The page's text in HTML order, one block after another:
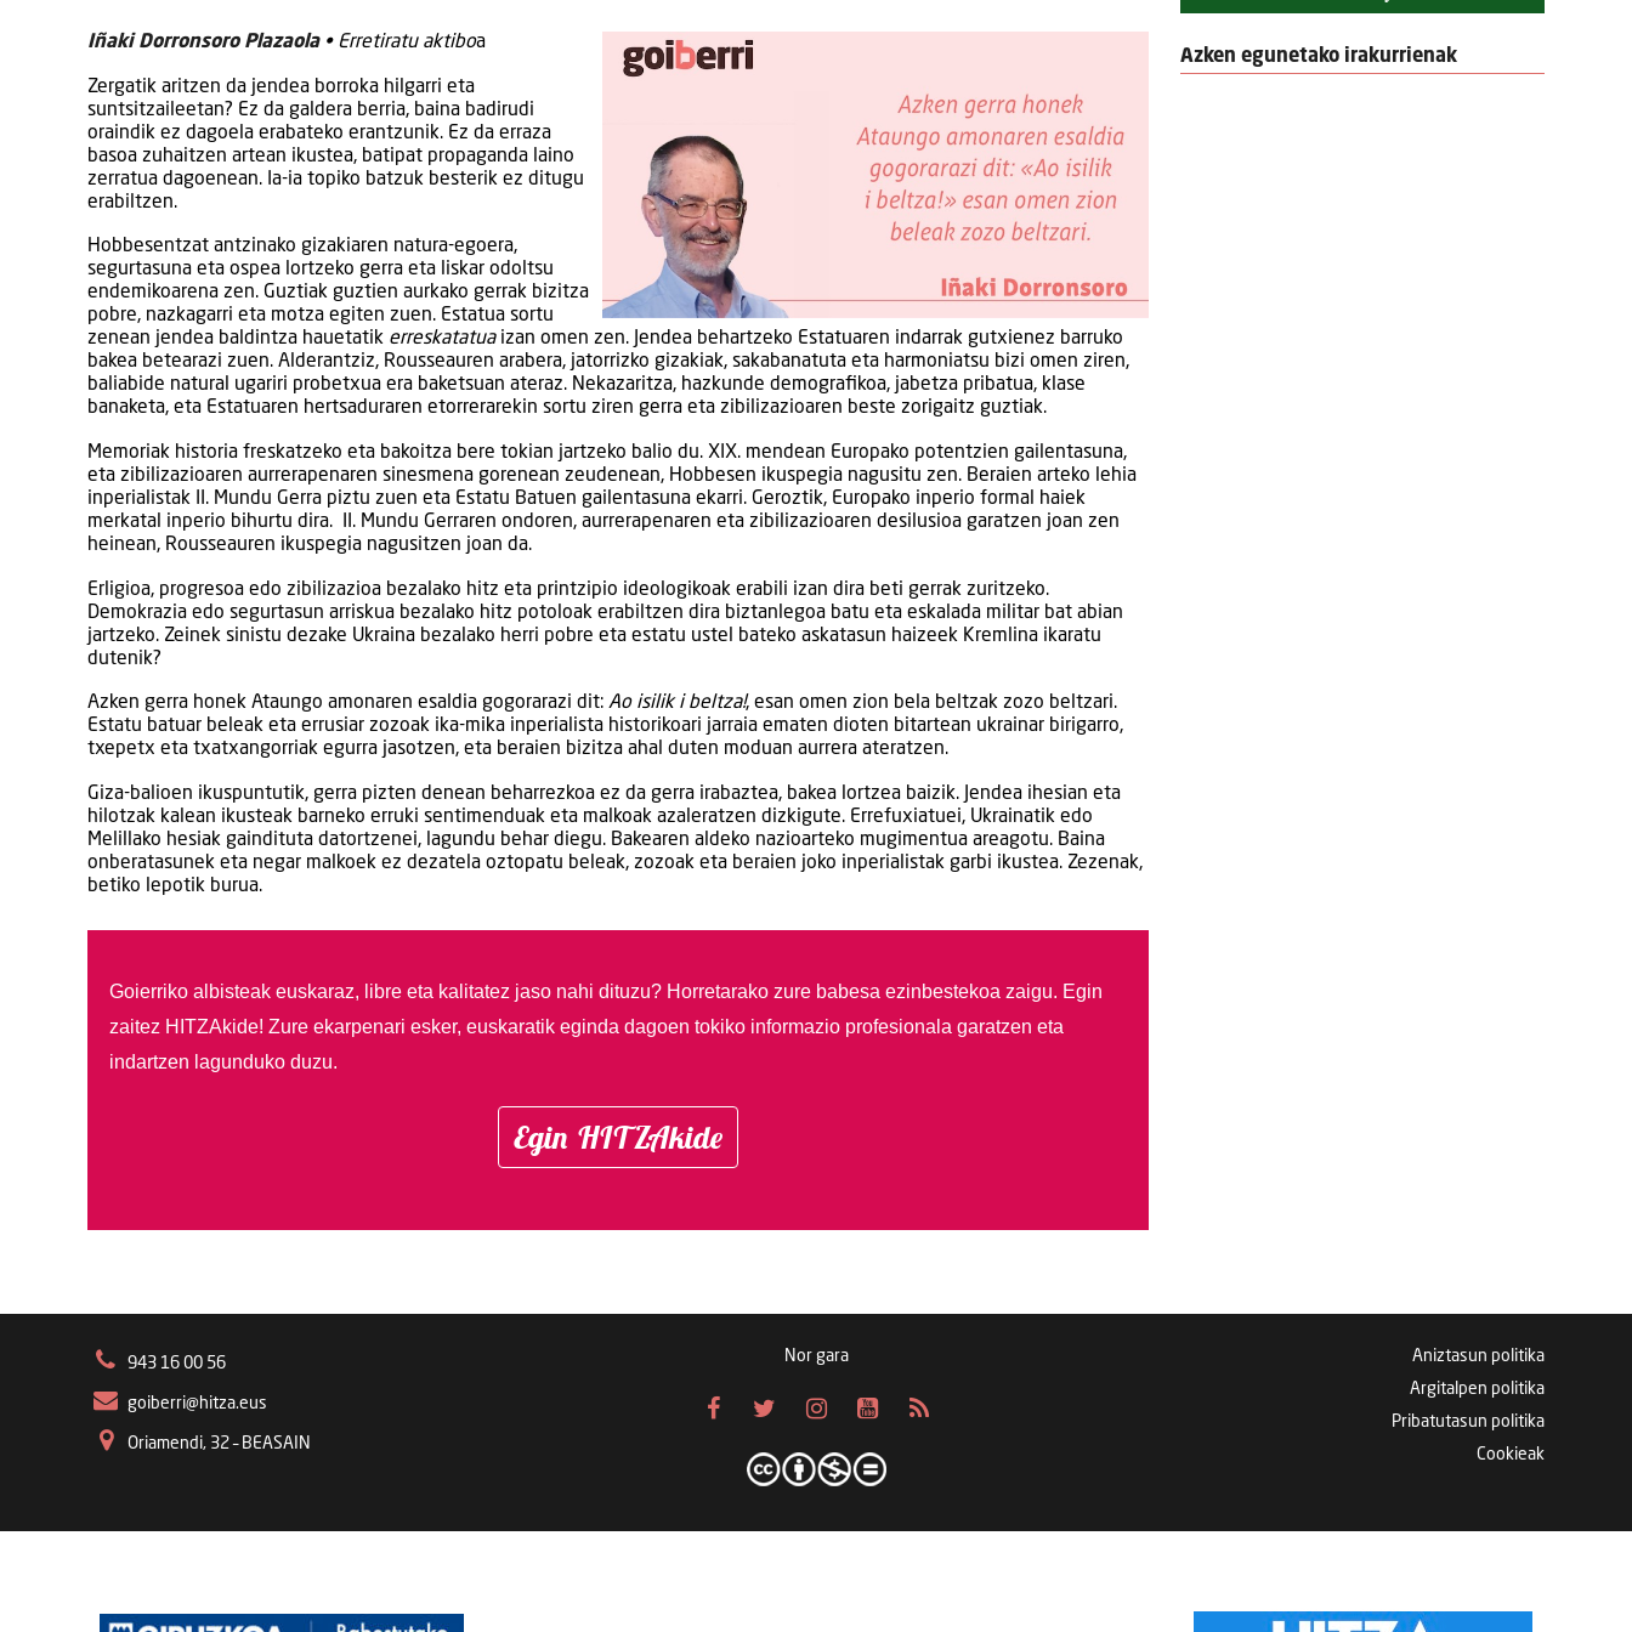
Iñaki Dorronsoro Plazaola• Erretiratu aktiboa
Zergatik aritzen da jendea borroka hilgarri eta
suntsitzaileetan? Ez da galdera berria, baina badirudi
oraindik ez dagoela erabateko erantzunik. Ez da erraza
basoa zuhaitzen artean ikustea, batipat propaganda laino
zerratua dagoenean. Ia-ia topiko batzuk besterik ez ditugu
erabiltzen.
Hobbesentzat antzinako gizakiaren natura-egoera,
segurtasuna eta ospea lortzeko gerra eta liskar odoltsu
endemikoarena zen. Guztiak guztien aurkako gerrak bizitza
pobre, nazkagarri eta motza egiten zuen. Estatua sortu
zenean jendea baldintza hauetatik erreskatatuaizan omen zen. Jendea behartzeko Estatuaren indarrak gutxienez barruko
bakea betearazi zuen. Alderantziz, Rousseauren arabera, jatorrizko gizakiak, sakabanatuta eta harmoniatsu bizi omen ziren,
baliabide natural ugariri probetxua era baketsuan ateraz. Nekazaritza, hazkunde demografikoa, jabetza pribatua, klase
banaketa, eta Estatuaren hertsaduraren etorrerarekin sortu ziren gerra eta zibilizazioaren beste zorigaitz guztiak.
Memoriak historia freskatzeko eta bakoitza bere tokian jartzeko balio du. XIX. mendean Europako potentzien gailentasuna,
eta zibilizazioaren aurrerapenaren sinesmena gorenean zeudenean, Hobbesen ikuspegia nagusitu zen. Beraien arteko lehia
inperialistak II. Mundu Gerra piztu zuen eta Estatu Batuen gailentasuna ekarri. Geroztik, Europako inperio formal haiek
merkatal inperio bihurtu dira. II. Mundu Gerraren ondoren, aurrerapenaren eta zibilizazioaren desilusioa garatzen joan zen
heinean, Rousseauren ikuspegia nagusitzen joan da.
Erligioa, progresoa edo zibilizazioa bezalako hitz eta printzipio ideologikoak erabili izan dira beti gerrak zuritzeko.
Demokrazia edo segurtasun arriskua bezalako hitz potoloak erabiltzen dira biztanlegoa batu eta eskalada militar bat abian
jartzeko. Zeinek sinistu dezake Ukraina bezalako herri pobre eta estatu ustel bateko askatasun haizeek Kremlina ikaratu
dutenik?
Azken gerra honek Ataungo amonaren esaldia gogorarazi dit: Ao isilik i beltza!, esan omen zion bela beltzak zozo beltzari.
Estatu batuar beleak eta errusiar zozoak ika-mika inperialista historikoari jarraia ematen dioten bitartean ukrainar birigarro,
txepetx eta txatxangorriak egurra jasotzen, eta beraien bizitza ahal duten moduan aurrera ateratzen.
Giza-balioen ikuspuntutik, gerra pizten denean beharrezkoa ez da gerra irabaztea, bakea lortzea baizik. Jendea ihesian eta
hilotzak kalean ikusteak barneko erruki sentimenduak eta malkoak azaleratzen dizkigute. Errefuxiatuei, Ukrainatik edo
Melillako hesiak gaindituta datortzenei, lagundu behar diegu. Bakearen aldeko nazioarteko mugimentua areagotu. Baina
onberatasunek eta negar malkoek ez dezatela oztopatu beleak, zozoak eta beraien joko inperialistak garbi ikustea. Zezenak,
betiko lepotik burua.
Goierriko albisteak euskaraz, libre eta kalitatez jaso nahi dituzu? Horretarako zure babesa ezinbestekoa zaigu. Egin
zaitez HITZAkide! Zure ekarpenari esker, euskaratik eginda dagoen tokiko informazio profesionala garatzen eta
indartzen lagunduko duzu.
Egin HITZAkide
Azken egunetako irakurrienak
943 16 00 56
goiberri@hitza.eus
Oriamendi, 32 – BEASAIN
Nor gara
Aniztasun politika
Argitalpen politika
Pribatutasun politika
Cookieak